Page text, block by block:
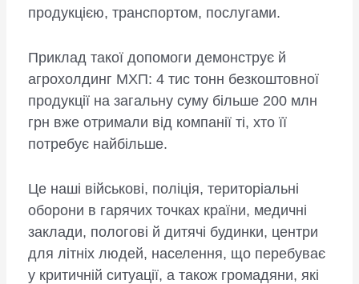
продукцією, транспортом, послугами.
Приклад такої допомоги демонструє й
агрохолдинг МХП: 4 тис тонн безкоштовної
продукції на загальну суму більше 200 млн
грн вже отримали від компанії ті, хто її
потребує найбільше.
Це наші військові, поліція, територіальні
оборони в гарячих точках країни, медичні
заклади, пологові й дитячі будинки, центри
для літніх людей, населення, що перебуває
у критичній ситуації, а також громадяни, які